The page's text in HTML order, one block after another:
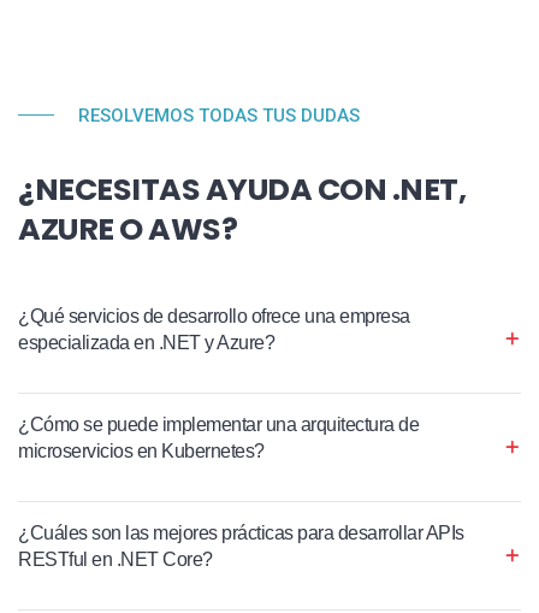
RESOLVEMOS TODAS TUS DUDAS
¿NECESITAS AYUDA CON .NET,
AZURE O AWS?
¿Qué servicios de desarrollo ofrece una empresa
especializada en .NET y Azure?
¿Cómo se puede implementar una arquitectura de
microservicios en Kubernetes?
¿Cuáles son las mejores prácticas para desarrollar APIs
RESTful en .NET Core?